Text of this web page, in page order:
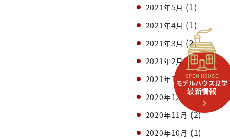
OPEN HOUSE
モデルハウス見学
最新情報
2021年5月 (1)
2021年4月 (1)
2021年3月 (2)
2021年2月(1)
2021年1月(2)
2020年12月(1)
2020年11月 (2)
2020年10月 (1)